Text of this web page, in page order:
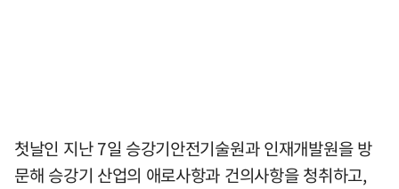
첫날인 지난 7일 승강기안전기술원과 인재개발원을 방
문해 승강기 산업의 애로사항과 건의사항을 청취하고,